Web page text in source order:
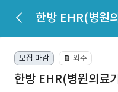
모집 마감 📔 외주
한방 EHR(병원의료